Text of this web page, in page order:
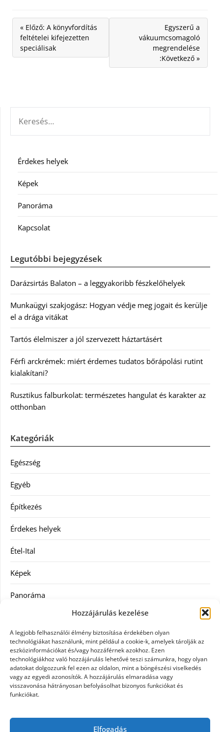
Hozzájárulás kezelése
A legjobb felhasználói élmény biztosítása érdekében olyan
technológiákat használunk, mint például a cookie-k, amelyek tárolják az
eszközinformációkat és/vagy hozzáférnek azokhoz. Ezen
technológiákhoz való hozzájárulás lehetővé teszi számunkra, hogy olyan
adatokat dolgozzunk fel ezen az oldalon, mint a böngészési viselkedés
vagy az egyedi azonosítók. A hozzájárulás elmaradása vagy
visszavonása hátrányosan befolyásolhat bizonyos funkciókat és
funkciókat.
Elfogadás
« Előző: A könyvfordítás
feltételei kifejezetten
speciálisak
Egyszerű a
vákuumcsomagoló
megrendelése
:Következő »
Érdekes helyek
Képek
Panoráma
Kapcsolat
Legutóbbi bejegyzések
Darázsirtás Balaton – a leggyakoribb fészkelőhelyek
Munkaügyi szakjogász: Hogyan védje meg jogait és kerülje
el a drága vitákat
Tartós élelmiszer a jól szervezett háztartásért
Férfi arckrémek: miért érdemes tudatos bőrápolási rutint
kialakítani?
Rusztikus falburkolat: természetes hangulat és karakter az
otthonban
Kategóriák
Egészség
Egyéb
Építkezés
Érdekes helyek
Étel-Ital
Képek
Panoráma
Szolgáltatás
Vásárlás
Webáruházak